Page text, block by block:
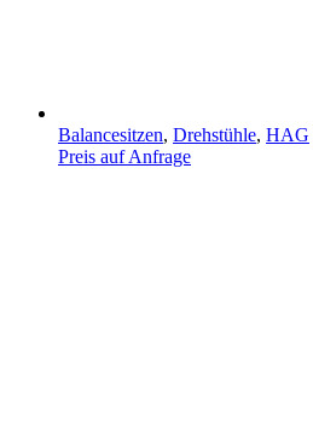
Balancesitzen, Drehstühle, HAG
Preis auf Anfrage